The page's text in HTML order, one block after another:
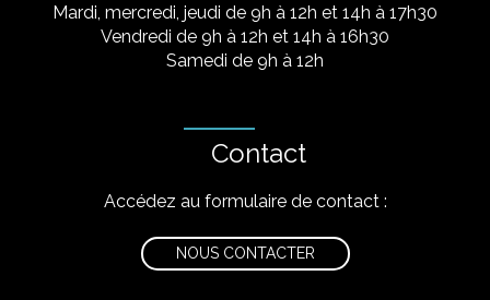
Mardi, mercredi, jeudi de 9h à 12h et 14h à 17h30
Vendredi de 9h à 12h et 14h à 16h30
Samedi de 9h à 12h
Contact
Accédez au formulaire de contact :
NOUS CONTACTER